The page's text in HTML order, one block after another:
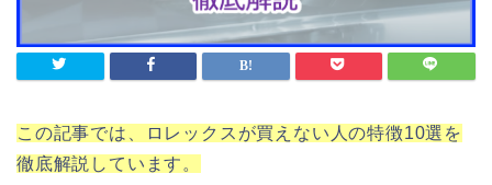
この記事では、ロレックスが買えない人の特徴10選を
徹底解説しています。